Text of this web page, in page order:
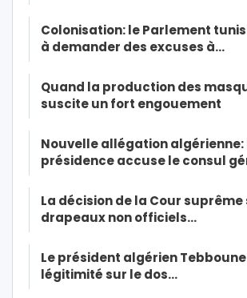
Colonisation: le Parlement
à demander des excuses à…
Quand la production des
suscite un fort engouement
Nouvelle allégation algérienne:
présidence accuse le consul
La décision de la Cour suprême
drapeaux non officiels…
Le président algérien
légitimité sur le dos…